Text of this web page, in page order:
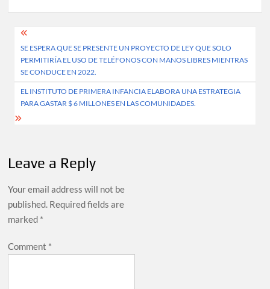
Post
navigation
SE ESPERA QUE SE PRESENTE UN PROYECTO DE LEY QUE SOLO
PERMITIRÍA EL USO DE TELÉFONOS CON MANOS LIBRES MIENTRAS
SE CONDUCE EN 2022.
EL INSTITUTO DE PRIMERA INFANCIA ELABORA UNA ESTRATEGIA
PARA GASTAR $ 6 MILLONES EN LAS COMUNIDADES.
Leave a Reply
Your email address will not be
published. Required fields are
marked *
Comment *